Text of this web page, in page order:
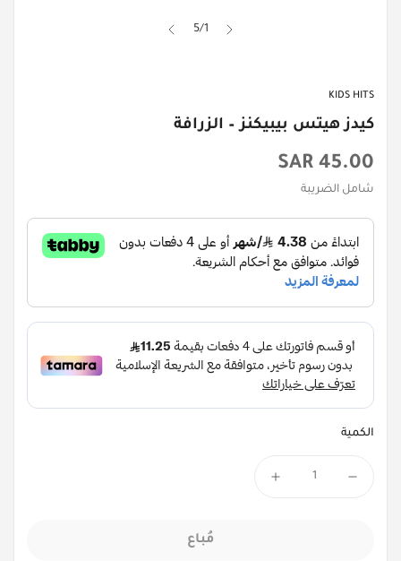
1
/
5
KIDS HITS
كيدز هيتس بيبيكنز – الزرافة
السعر
الأصلي
45.00 SAR
شامل الضريبة
الكمية
مُباع